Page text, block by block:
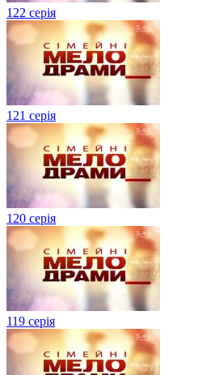
122 серія
121 серія
120 серія
119 серія